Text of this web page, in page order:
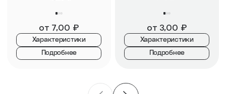
от 7,00 ₽
Характеристики
Подробнее
от 3,00 ₽
Характеристики
Подробнее